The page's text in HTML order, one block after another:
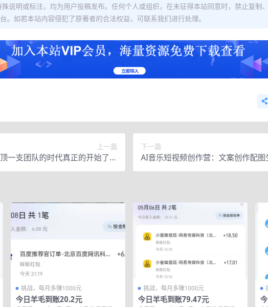
说明或标注，均为用户投稿发布。任何个人或组织，在未征得本站同意时，禁止复制
。如若本站内容侵犯了原著者的合法权益，可联系我们进行处理。
上一篇
一支团队的时代真正的开始了，
地的实战经验（更新5月11日）
下一篇
AI音乐短视频创作营：文案创作配图
流程
挑战，每月多赚1000元
今日羊毛到账20.2元
挑战，每月多赚1000元
今日羊毛到账79.47元